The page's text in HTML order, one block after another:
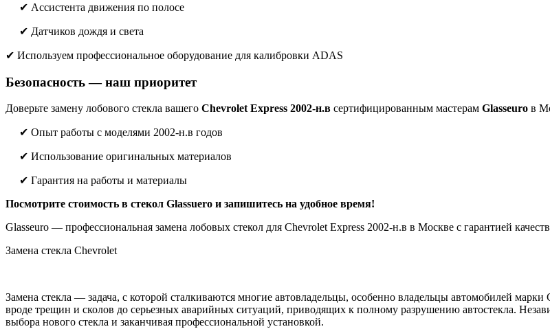
✔ Ассистента движения по полосе
✔ Датчиков дождя и света
✔ Используем профессиональное оборудование для калибровки ADAS
Безопасность — наш приоритет
Доверьте замену лобового стекла вашего Chevrolet Express 2002-н.в сертифицированным мастерам Glasseuro в
✔ Опыт работы с моделями 2002-н.в годов
✔ Использование оригинальных материалов
✔ Гарантия на работы и материалы
Посмотрите стоимость в стекол Glassuero и запишитесь на удобное время!
Glasseuro — профессиональная замена лобовых стекол для Chevrolet Express 2002-н.в в Москве с гарантией
Замена стекла Chevrolet
Замена стекла — задача, с которой сталкиваются многие автовладельцы, особенно владельцы автомобилей
вроде трещин и сколов до серьезных аварийных ситуаций, приводящих к полному разрушению автостекла.
выбора нового стекла и заканчивая профессиональной установкой.